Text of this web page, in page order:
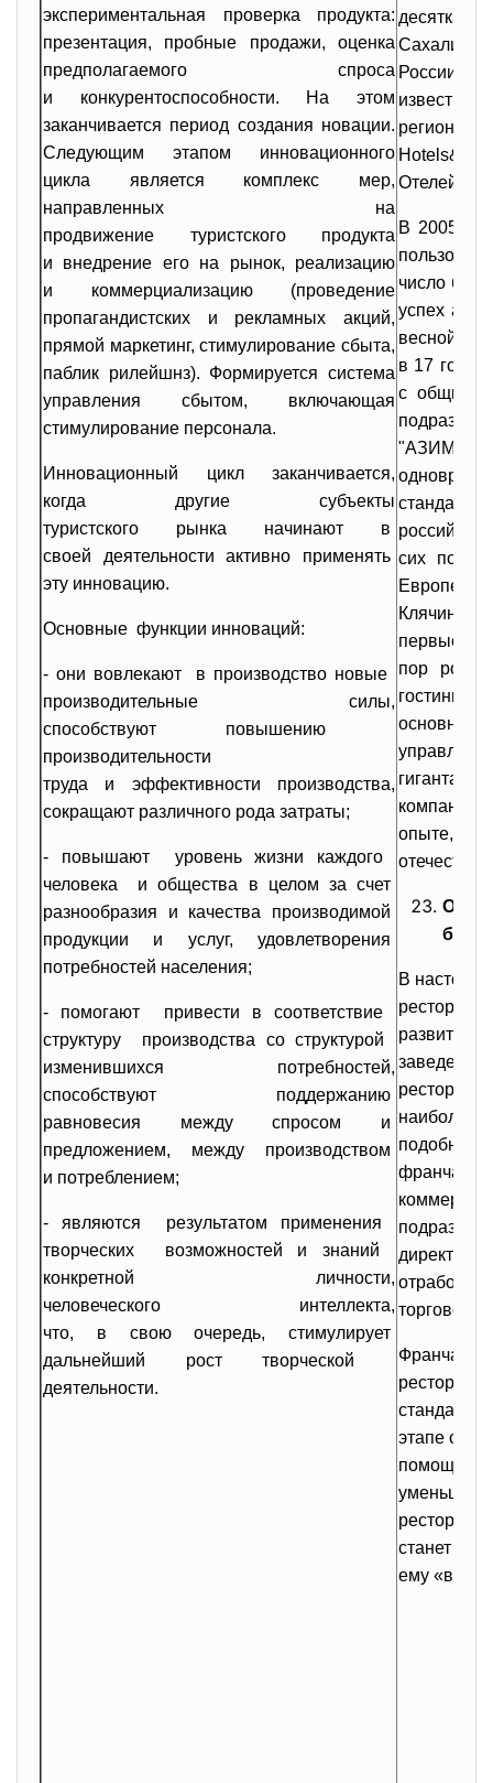
экспериментальная проверка продукта:
презентация, пробные продажи, оценка
предполагаемого спроса
и конкурентоспособности. На этом
заканчивается период создания новации.
Следующим этапом инновационного
цикла является комплекс мер,
направленных на
продвижение туристского продукта
и внедрение его на рынок, реализацию
и коммерциализацию (проведение
пропагандистских и рекламных акций,
прямой маркетинг, стимулирование сбыта,
паблик рилейшнз). Формируется система
управления сбытом, включающая
стимулирование персонала.
Инновационный цикл заканчивается,
когда другие субъекты
туристского рынка начинают в
своей деятельности активно применять
эту инновацию.
Основные функции инноваций:
- они вовлекают в производство новые
производительные силы,
способствуют повышению
производительности
труда и эффективности производства,
сокращают различного рода затраты;
- повышают уровень жизни каждого
человека и общества в целом за счет
разнообразия и качества производимой
продукции и услуг, удовлетворения
потребностей населения;
- помогают привести в соответствие
структуру производства со структурой
изменившихся потребностей,
способствуют поддержанию
равновесия между спросом и
предложением, между производством
и потреблением;
- являются результатом применения
творческих возможностей и знаний
конкретной личности,
человеческого интеллекта,
что, в свою очередь, стимулирует
дальнейший рост творческой
деятельности.
России
регионы
Отелей".
В 2005 г.,
число
успех
весной
в 17
с общим
"АЗИМУТ"
сих пор
Европе,
Клячиным
первые
пор
опыте,
В
развитие
заведений
наиболее
подобного
директору
торговой
ресторан
этапе
помощь в
уменьшить
станет
ему